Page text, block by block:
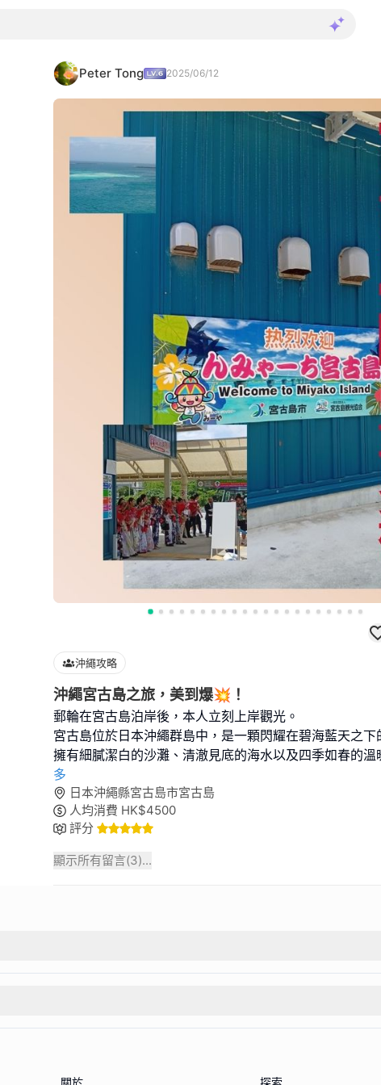
Peter Tong 2025/06/12
沖繩攻略
沖繩宮古島之旅，美到爆💥！
郵輪在宮古島泊岸後，本人立刻上岸觀光。
宮古島位於日本沖繩群島中，是一顆閃耀在碧海藍天之下
擁有細膩潔白的沙灘、清澈見底的海水以及四季如春的溫
多
日本沖繩縣宮古島市宮古島
人均消費 HK$4500
評分
顯示所有留言(3)...
關於 探索